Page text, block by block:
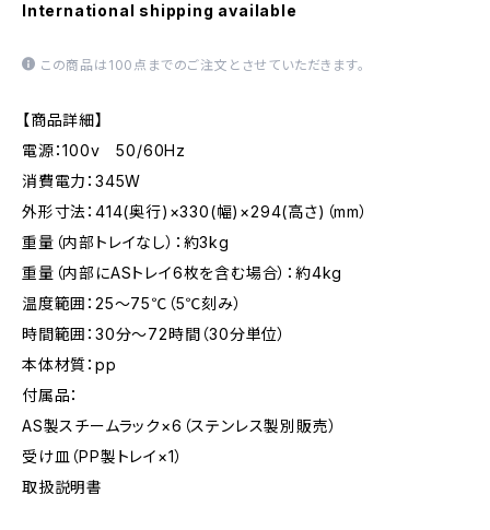
International shipping available
この商品は100点までのご注文とさせていただきます。
【商品詳細】
電源：100v 50/60Hz
消費電力：345W
外形寸法：414(奥行)×330(幅)×294(高さ)（mm）
重量（内部トレイなし）：約3kg
重量（内部にASトレイ6枚を含む場合）：約4kg
温度範囲：25～75℃（5℃刻み）
時間範囲：30分～72時間（30分単位）
本体材質：pp
付属品：
AS製スチームラック×6（ステンレス製別販売）
受け皿（PP製トレイ×1）
取扱説明書